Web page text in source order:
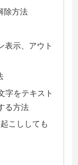
除方法
表示、アウト
字をテキスト
る方法
こししても